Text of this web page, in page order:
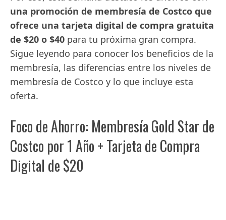
una promoción de membresía de Costco que
ofrece una tarjeta digital de compra gratuita
de $20 o $40 para tu próxima gran compra.
Sigue leyendo para conocer los beneficios de la
membresía, las diferencias entre los niveles de
membresía de Costco y lo que incluye esta
oferta.
Foco de Ahorro: Membresía Gold Star de
Costco por 1 Año + Tarjeta de Compra
Digital de $20